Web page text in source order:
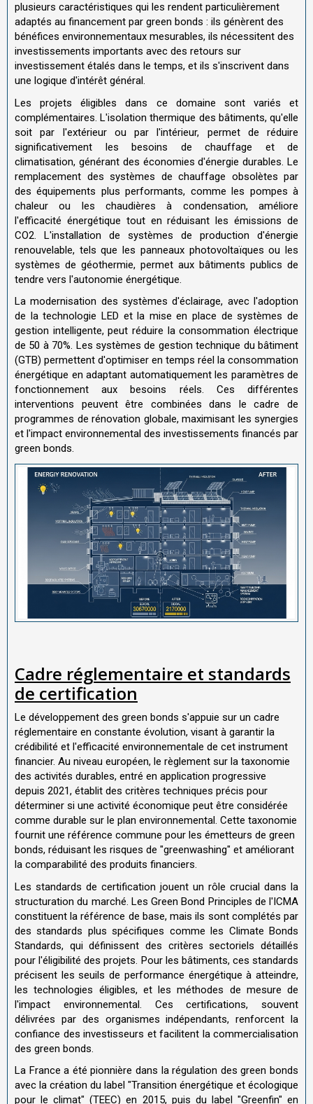
plusieurs caractéristiques qui les rendent particulièrement
adaptés au financement par green bonds : ils génèrent des
bénéfices environnementaux mesurables, ils nécessitent des
investissements importants avec des retours sur
investissement étalés dans le temps, et ils s'inscrivent dans
une logique d'intérêt général.
Les projets éligibles dans ce domaine sont variés et
complémentaires. L'isolation thermique des bâtiments, qu'elle
soit par l'extérieur ou par l'intérieur, permet de réduire
significativement les besoins de chauffage et de
climatisation, générant des économies d'énergie durables. Le
remplacement des systèmes de chauffage obsolètes par
des équipements plus performants, comme les pompes à
chaleur ou les chaudières à condensation, améliore
l'efficacité énergétique tout en réduisant les émissions de
CO2. L'installation de systèmes de production d'énergie
renouvelable, tels que les panneaux photovoltaïques ou les
systèmes de géothermie, permet aux bâtiments publics de
tendre vers l'autonomie énergétique.
La modernisation des systèmes d'éclairage, avec l'adoption
de la technologie LED et la mise en place de systèmes de
gestion intelligente, peut réduire la consommation électrique
de 50 à 70%. Les systèmes de gestion technique du bâtiment
(GTB) permettent d'optimiser en temps réel la consommation
énergétique en adaptant automatiquement les paramètres de
fonctionnement aux besoins réels. Ces différentes
interventions peuvent être combinées dans le cadre de
programmes de rénovation globale, maximisant les synergies
et l'impact environnemental des investissements financés par
green bonds.
Cadre réglementaire et standards
de certification
Le développement des green bonds s'appuie sur un cadre
réglementaire en constante évolution, visant à garantir la
crédibilité et l'efficacité environnementale de cet instrument
financier. Au niveau européen, le règlement sur la taxonomie
des activités durables, entré en application progressive
depuis 2021, établit des critères techniques précis pour
déterminer si une activité économique peut être considérée
comme durable sur le plan environnemental. Cette taxonomie
fournit une référence commune pour les émetteurs de green
bonds, réduisant les risques de "greenwashing" et améliorant
la comparabilité des produits financiers.
Les standards de certification jouent un rôle crucial dans la
structuration du marché. Les Green Bond Principles de l'ICMA
constituent la référence de base, mais ils sont complétés par
des standards plus spécifiques comme les Climate Bonds
Standards, qui définissent des critères sectoriels détaillés
pour l'éligibilité des projets. Pour les bâtiments, ces standards
précisent les seuils de performance énergétique à atteindre,
les technologies éligibles, et les méthodes de mesure de
l'impact environnemental. Ces certifications, souvent
délivrées par des organismes indépendants, renforcent la
confiance des investisseurs et facilitent la commercialisation
des green bonds.
La France a été pionnière dans la régulation des green bonds
avec la création du label "Transition énergétique et écologique
pour le climat" (TEEC) en 2015, puis du label "Greenfin" en